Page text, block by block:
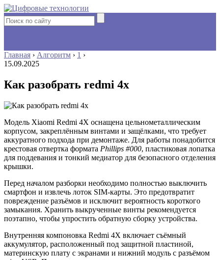
Главная › Алгоритм › 1 ›
15.09.2025
Как разобрать redmi 4x
Модель Xiaomi Redmi 4X оснащена цельнометаллическим
корпусом, закреплённым винтами и защёлками, что требует
аккуратного подхода при демонтаже. Для работы понадобится
крестовая отвертка формата Phillips #000, пластиковая лопатка
для поддевания и тонкий медиатор для безопасного отделения
крышки.
Перед началом разборки необходимо полностью выключить
смартфон и извлечь лоток SIM-карты. Это предотвратит
повреждение разъёмов и исключит вероятность короткого
замыкания. Хранить выкрученные винты рекомендуется
поэтапно, чтобы упростить обратную сборку устройства.
Внутренняя компоновка Redmi 4X включает съёмный
аккумулятор, расположенный под защитной пластиной,
материнскую плату с экранами и нижний модуль с разъёмом